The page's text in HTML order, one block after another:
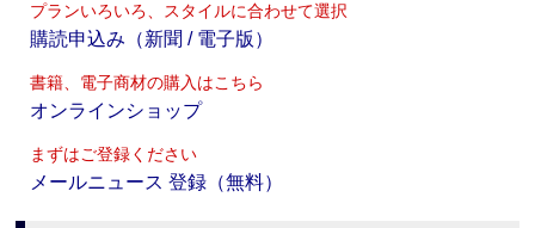
プランいろいろ、スタイルに合わせて選択
購読申込み（新聞 / 電子版）
書籍、電子商材の購入はこちら
オンラインショップ
まずはご登録ください
メールニュース 登録（無料）